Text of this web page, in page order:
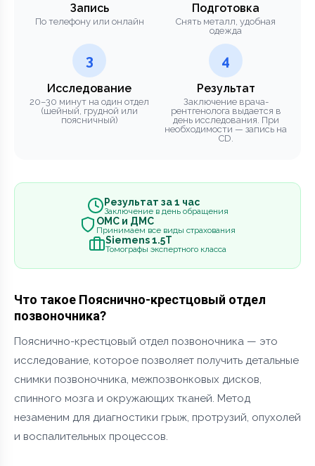
Запись
По телефону или онлайн
Подготовка
Снять металл, удобная
одежда
3
Исследование
20–30 минут на один отдел
(шейный, грудной или
поясничный)
4
Результат
Заключение врача-
рентгенолога выдается в
день исследования. При
необходимости — запись на
CD.
Результат за 1 час
Заключение в день обращения
ОМС и ДМС
Принимаем все виды страхования
Siemens 1.5Т
Томографы экспертного класса
Что такое Пояснично-крестцовый отдел
позвоночника?
Пояснично-крестцовый отдел позвоночника — это
исследование, которое позволяет получить детальные
снимки позвоночника, межпозвонковых дисков,
спинного мозга и окружающих тканей. Метод
незаменим для диагностики грыж, протрузий, опухолей
и воспалительных процессов.